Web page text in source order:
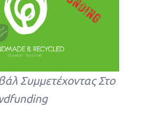
Συμμετέχοντας Στο